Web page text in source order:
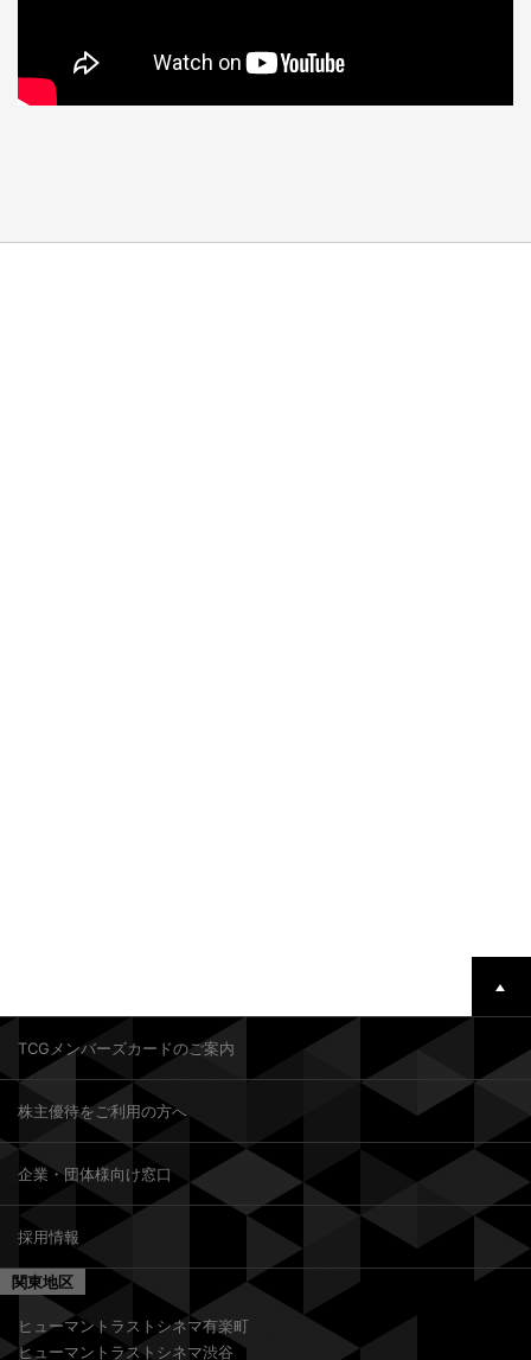
TCGメンバーズカードのご案内
株主優待をご利用の方へ
企業・団体様向け窓口
採用情報
関東地区
ヒューマントラストシネマ有楽町
ヒューマントラストシネマ渋谷